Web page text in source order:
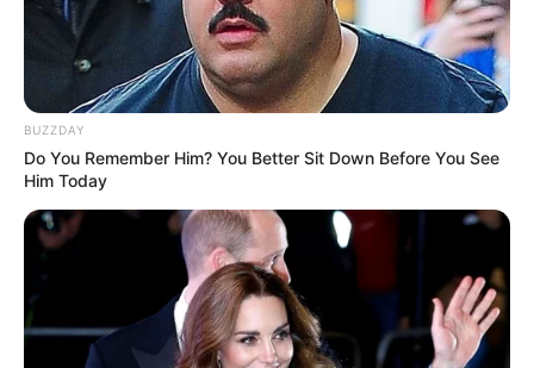
BUZZDAY
Do You Remember Him? You Better Sit Down Before You See
Him Today